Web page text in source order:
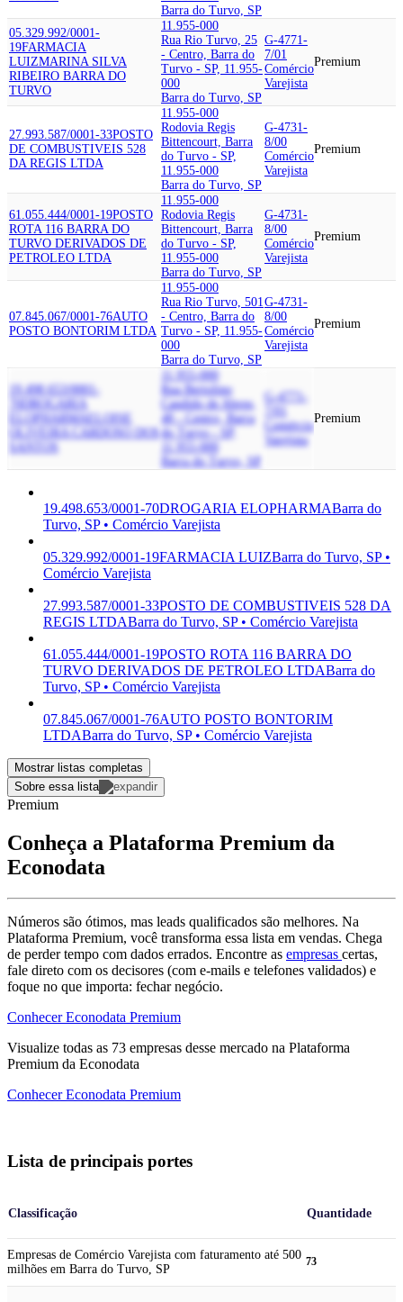
Barra do Turvo, SP
05.329.992/0001-
19FARMACIA
LUIZMARINA SILVA
RIBEIRO BARRA DO
TURVO
11.955-000
Rua Rio Turvo, 25
- Centro, Barra do
Turvo - SP, 11.955-
000
Barra do Turvo, SP
G-4771-
7/01
Comércio
Varejista
Premium
27.993.587/0001-33POSTO
DE COMBUSTIVEIS 528
DA REGIS LTDA
11.955-000
Rodovia Regis
Bittencourt, Barra
do Turvo - SP,
11.955-000
Barra do Turvo, SP
G-4731-
8/00
Comércio
Varejista
Premium
61.055.444/0001-19POSTO
ROTA 116 BARRA DO
TURVO DERIVADOS DE
PETROLEO LTDA
11.955-000
Rodovia Regis
Bittencourt, Barra
do Turvo - SP,
11.955-000
Barra do Turvo, SP
G-4731-
8/00
Comércio
Varejista
Premium
07.845.067/0001-76AUTO
POSTO BONTORIM LTDA
11.955-000
Rua Rio Turvo, 501
- Centro, Barra do
Turvo - SP, 11.955-
000
Barra do Turvo, SP
G-4731-
8/00
Comércio
Varejista
Premium
19.498.653/0001-
DROGARIA
ELOPHARMAELOISE
OLIVEIRA CARDOSO DOS
SANTOS
11.955-000
Rua Bertolino
Candido de Abreu,
48 - Centro, Barra
do Turvo - SP,
11.955-000
Barra do Turvo, SP
G-4771-
Comércio
Varejista
Premium
19.498.653/0001-70DROGARIA ELOPHARMABarra do
Turvo, SP • Comércio Varejista
05.329.992/0001-19FARMACIA LUIZBarra do Turvo, SP •
Comércio Varejista
27.993.587/0001-33POSTO DE COMBUSTIVEIS 528 DA
REGIS LTDABarra do Turvo, SP • Comércio Varejista
61.055.444/0001-19POSTO ROTA 116 BARRA DO
TURVO DERIVADOS DE PETROLEO LTDABarra do
Turvo, SP • Comércio Varejista
07.845.067/0001-76AUTO POSTO BONTORIM
LTDABarra do Turvo, SP • Comércio Varejista
Mostrar listas completas
Sobre essa lista
Premium
Conheça a Plataforma Premium da
Econodata
Números são ótimos, mas leads qualificados são melhores. Na
Plataforma Premium, você transforma essa lista em vendas. Chega
de perder tempo com dados errados. Encontre as empresas certas,
fale direto com os decisores (com e-mails e telefones validados) e
foque no que importa: fechar negócio.
Conhecer Econodata Premium
Visualize todas as 73 empresas desse mercado na Plataforma
Premium da Econodata
Conhecer Econodata Premium
Lista de principais portes
Classificação Quantidade
Empresas de Comércio Varejista com faturamento até 500
milhões em Barra do Turvo, SP
73